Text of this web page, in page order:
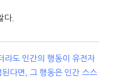
다.
라도 인간의 행동이 유전자
다면, 그 행동은 인간 스스